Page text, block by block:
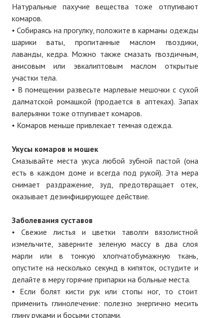
ТЕКУЩИЙ №
Натуральные пахучие вещества тоже отпугивают
комаров.
• Собираясь на прогулку, положите в карманы одежды
шарики ваты, пропитанные маслом гвоздики,
лаванды, кедра. Можно также смазать гвоздичным,
анисовым или эвкалиптовым маслом открытые
участки тела.
• В помещении развесьте марлевые мешочки с сухой
далматской ромашкой (продается в аптеках). Запах
валерьянки тоже отпугивает комаров.
• Комаров меньше привлекает темная одежда.
Укусы комаров и мошек
Смазывайте места укуса любой зубной пастой (она
есть в каждом доме и всегда под рукой). Эта мера
снимает раздражение, зуд, предотвращает отек,
оказывает дезинфицирующее действие.
Заболевания суставов
• Свежие листья и цветки таволги вязолистной
измельчите, заверните зеленую массу в два слоя
марли или в тонкую хлопчатобумажную ткань,
опустите на несколько секунд в кипяток, остудите и
делайте в меру горячие припарки на больные места.
• Если болят кисти рук или стопы ног, то стоит
применить глинолечение: полезно энергично месить
глину руками и босыми стопами.